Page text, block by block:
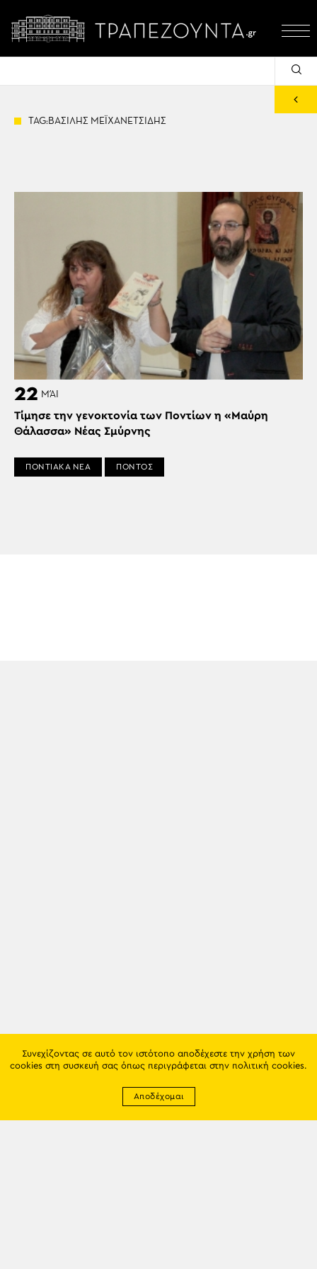
TAG:ΒΑΣΙΛΗΣ ΜΕΪΧΑΝΕΤΣΙΔΗΣ
22 ΜΆΙ
Τίμησε την γενοκτονία των Ποντίων η «Μαύρη
Θάλασσα» Νέας Σμύρνης
ΠΟΝΤΙΑΚΑ ΝΕΑ ΠΟΝΤΟΣ
Συνεχίζοντας σε αυτό τον ιστότοπο αποδέχεστε την χρήση των
cookies στη συσκευή σας όπως περιγράφεται στην πολιτική cookies.
Αποδέχομαι